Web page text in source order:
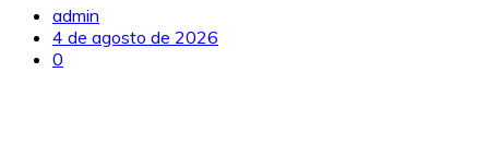
admin
4 de agosto de 2026
0